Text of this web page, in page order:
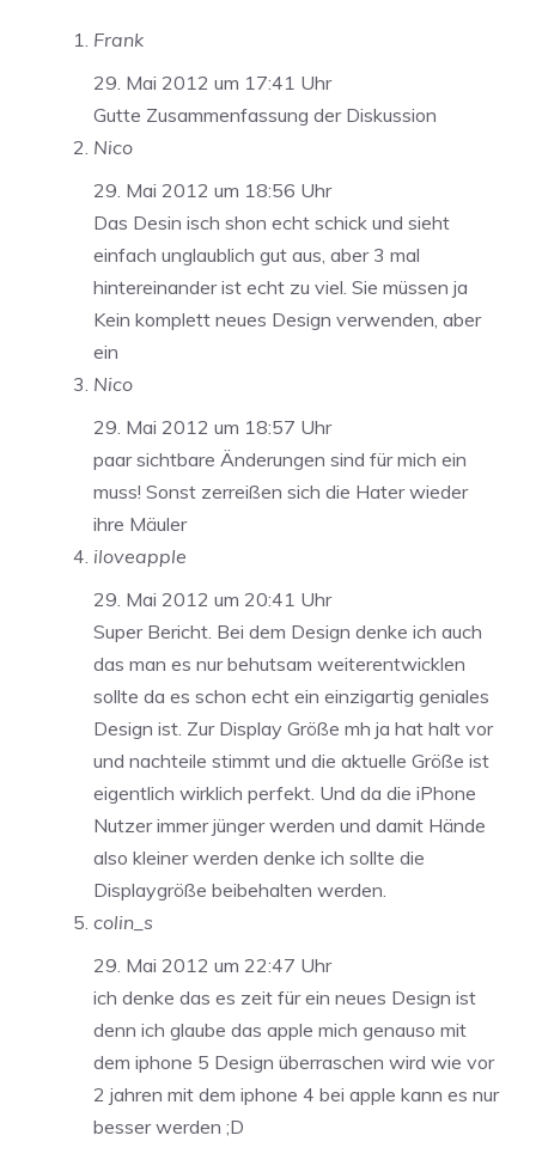
Frank
29. Mai 2012 um 17:41 Uhr
Gutte Zusammenfassung der Diskussion
Nico
29. Mai 2012 um 18:56 Uhr
Das Desin isch shon echt schick und sieht
einfach unglaublich gut aus, aber 3 mal
hintereinander ist echt zu viel. Sie müssen ja
Kein komplett neues Design verwenden, aber
ein
Nico
29. Mai 2012 um 18:57 Uhr
paar sichtbare Änderungen sind für mich ein
muss! Sonst zerreißen sich die Hater wieder
ihre Mäuler
iloveapple
29. Mai 2012 um 20:41 Uhr
Super Bericht. Bei dem Design denke ich auch
das man es nur behutsam weiterentwicklen
sollte da es schon echt ein einzigartig geniales
Design ist. Zur Display Größe mh ja hat halt vor
und nachteile stimmt und die aktuelle Größe ist
eigentlich wirklich perfekt. Und da die iPhone
Nutzer immer jünger werden und damit Hände
also kleiner werden denke ich sollte die
Displaygröße beibehalten werden.
colin_s
29. Mai 2012 um 22:47 Uhr
ich denke das es zeit für ein neues Design ist
denn ich glaube das apple mich genauso mit
dem iphone 5 Design überraschen wird wie vor
2 jahren mit dem iphone 4 bei apple kann es nur
besser werden ;D